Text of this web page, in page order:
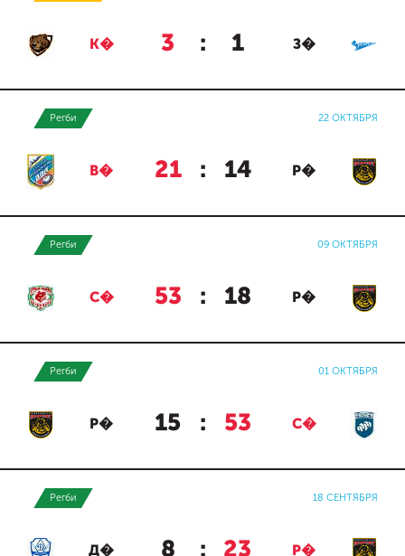
К� 3 : 1 З�
Регби 22 ОКТЯБРЯ
В� 21 : 14 Р�
Регби 09 ОКТЯБРЯ
С� 53 : 18 Р�
Регби 01 ОКТЯБРЯ
Р� 15 : 53 С�
Регби 18 СЕНТЯБРЯ
Д� 8 : 23 Р�